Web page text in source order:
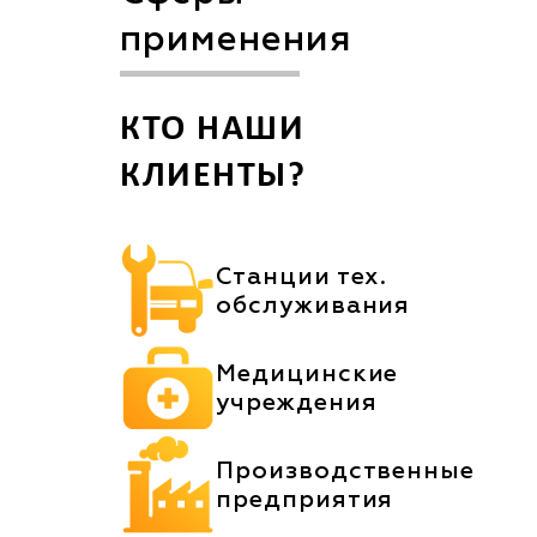
применения
КТО НАШИ
КЛИЕНТЫ?
Станции тех.
обслуживания
Медицинские
учреждения
Производственные
предприятия